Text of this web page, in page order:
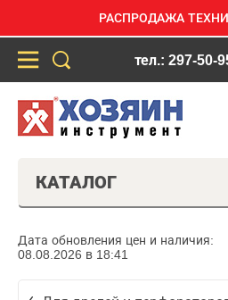
РАСПРОДАЖА
тел.: 297-50-
КАТАЛОГ
Дата обновления цен и наличия:
08.08.2026 в 18:41